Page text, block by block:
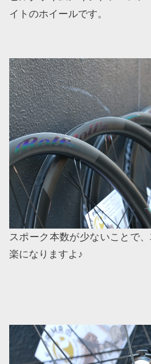
イトのホイールです。
スポーク本数が少ないことで
楽になりますよ♪